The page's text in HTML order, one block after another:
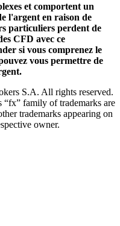
et comportent un
l'argent en raison de
particuliers perdent de
CFD avec ce
si vous comprenez le
vous permettre de
S.A. All rights reserved.
family of trademarks are
trademarks appearing on
owner.